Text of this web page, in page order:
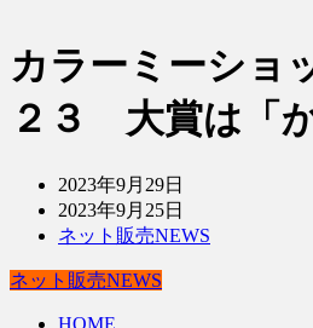
カラーミーショ
２３ 大賞は「
2023年9月29日
2023年9月25日
ネット販売NEWS
ネット販売NEWS
HOME